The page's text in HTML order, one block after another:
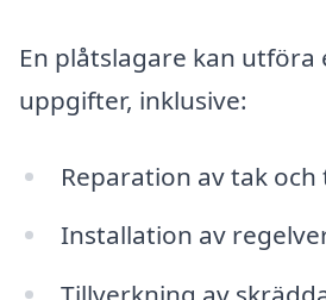
En plåtslagare kan utföra
uppgifter, inklusive:
Reparation av tak
Installation av